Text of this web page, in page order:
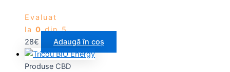
Evaluat
la 0din 5
28€ Adaugă în coș
Produse CBD